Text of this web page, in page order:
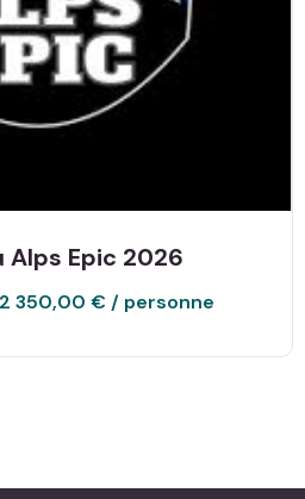
Alps Epic 2026
2 350,00 €